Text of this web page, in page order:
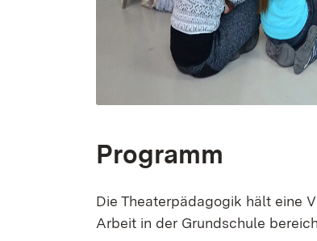
Programm
Die Theaterpädagogik hält eine
Arbeit in der Grundschule